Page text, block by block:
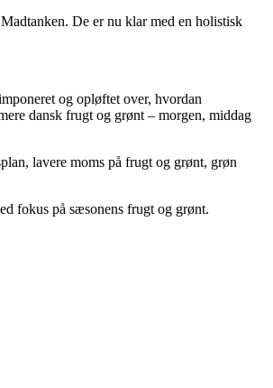
De er nu klar med en holistisk
og opløftet over, hvordan
dansk frugt og grønt – morgen, middag
lavere moms på frugt og grønt, grøn
fokus på sæsonens frugt og grønt.